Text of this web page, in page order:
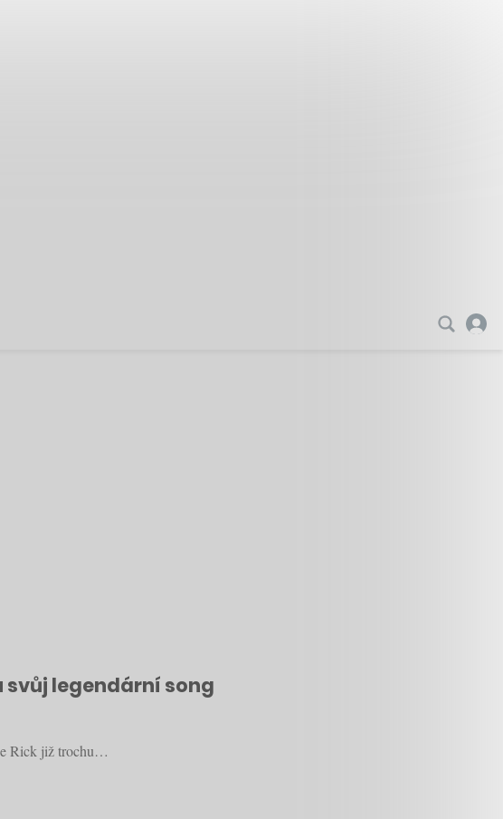
svůj legendární song
Rick již trochu…